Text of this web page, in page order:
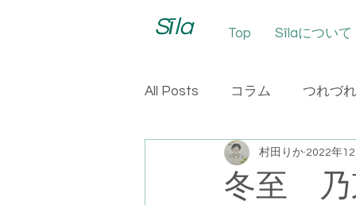
Sīla Top Sīlaについて
All Posts コラム つれづ
冬至 乃
村田りか 2022年